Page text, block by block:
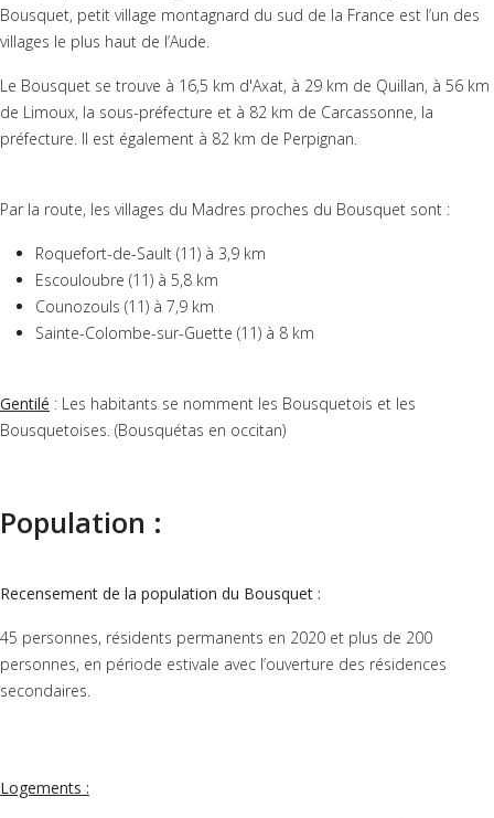
Bousquet, petit village montagnard du sud de la France est l’un des
villages le plus haut de l’Aude.
Le Bousquet se trouve à 16,5 km d'Axat, à 29 km de Quillan, à 56 km
de Limoux, la sous-préfecture et à 82 km de Carcassonne, la
préfecture. Il est également à 82 km de Perpignan.
Par la route, les villages du Madres proches du Bousquet sont :
Roquefort-de-Sault (11) à 3,9 km
Escouloubre (11) à 5,8 km
Counozouls (11) à 7,9 km
Sainte-Colombe-sur-Guette (11) à 8 km
Gentilé : Les habitants se nomment les Bousquetois et les
Bousquetoises. (Bousquétas en occitan)
Population :
Recensement de la population du Bousquet :
45 personnes, résidents permanents en 2020 et plus de 200
personnes, en période estivale avec l’ouverture des résidences
secondaires.
Logements :